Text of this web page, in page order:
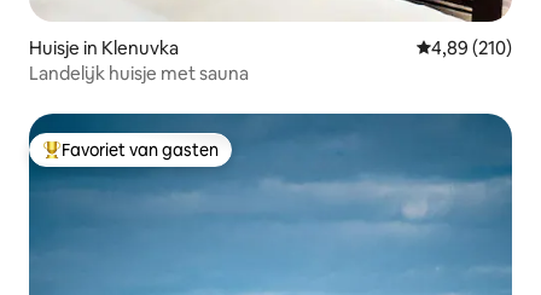
Huisje in Klenuvka Gemiddelde
4,89 (210)
Landelijk huisje met sauna
Topfavoriet van gasten
Favoriet van gasten